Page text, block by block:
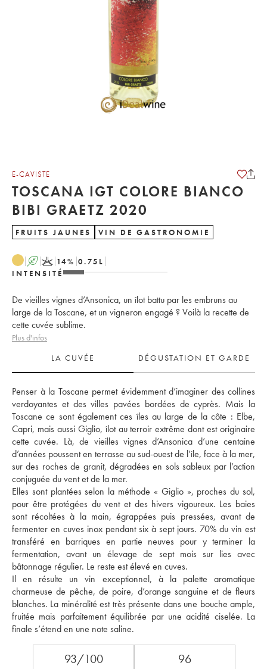
E-CAVISTE
TOSCANA IGT COLORE BIANCO
BIBI GRAETZ 2020
FRUITS JAUNES VIN DE GASTRONOMIE
A K 14% 0.75 L
INTENSITÉ
De vieilles vignes d’Ansonica, un îlot battu par les embruns au
large de la Toscane, et un vigneron engagé ? Voilà la recette de
cette cuvée sublime.
Plus d'infos
LA CUVÉE
DÉGUSTATION ET GARDE
Penser à la Toscane permet évidemment d’imaginer des collines
verdoyantes et des villes pavées bordées de cyprès. Mais la
Toscane ce sont également ces îles au large de la côte : Elbe,
Capri, mais aussi Giglio, îlot au terroir extrême dont est originaire
cette cuvée. Là, de vieilles vignes d’Ansonica d’une centaine
d’années poussent en terrasse au sud-ouest de l’île, face à la mer,
sur des roches de granit, dégradées en sols sableux par l’action
conjuguée du vent et de la mer.
Elles sont plantées selon la méthode « Giglio », proches du sol,
pour être protégées du vent et des hivers vigoureux. Les baies
sont récoltées à la main, égrappées puis pressées, avant de
fermenter en cuves inox pendant six à sept jours. 70% du vin est
transféré en barriques en partie neuves pour y terminer la
fermentation, avant un élevage de sept mois sur lies avec
bâtonnage régulier. Le reste est élevé en cuves.
Il en résulte un vin exceptionnel, à la palette aromatique
charmeuse de pêche, de poire, d’orange sanguine et de fleurs
blanches. La minéralité est très présente dans une bouche ample,
fruitée mais parfaitement équilibrée par une acidité ciselée. La
finale s’étend en une note saline.
93/100 96